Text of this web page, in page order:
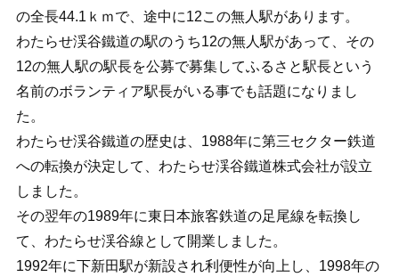
の全長44.1ｋｍで、途中に12この無人駅があります。
わたらせ渓谷鐵道の駅のうち12の無人駅があって、その
12の無人駅の駅長を公募で募集してふるさと駅長という
名前のボランティア駅長がいる事でも話題になりまし
た。
わたらせ渓谷鐵道の歴史は、1988年に第三セクター鉄道
への転換が決定して、わたらせ渓谷鐵道株式会社が設立
しました。
その翌年の1989年に東日本旅客鉄道の足尾線を転換し
て、わたらせ渓谷線として開業しました。
1992年に下新田駅が新設され利便性が向上し、1998年の